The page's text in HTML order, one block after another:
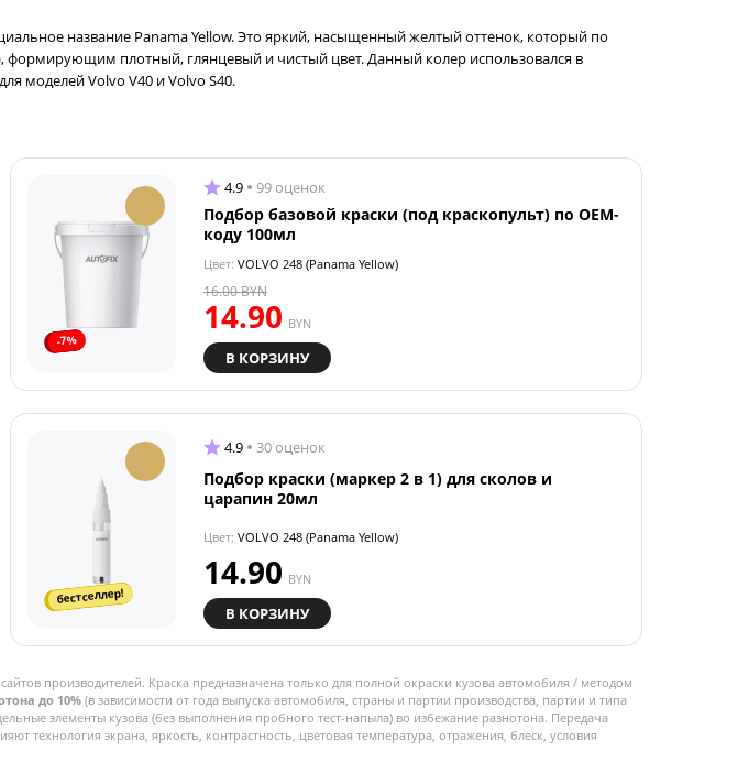
название Panama Yellow. Это яркий, насыщенный желтый оттенок, который по
формирующим плотный, глянцевый и чистый цвет. Данный колер использовался в
моделей Volvo V40 и Volvo S40.
-7%
4.9 99 оценок
Подбор базовой краски (под краскопульт) по OEM-
коду 100мл
Цвет: VOLVO 248 (Panama Yellow)
14.90 BYN
16.00BYN
В КОРЗИНУ
бестселлер!
4.9 30 оценок
Подбор краски (маркер 2 в 1) для сколов и
царапин 20мл
Цвет: VOLVO 248 (Panama Yellow)
14.90 BYN
В КОРЗИНУ
производителей. Краска предназначена только для полной окраски кузова автомобиля / методом
до 10% (в зависимости от года выпуска автомобиля, страны и партии производства, партии и типа
элементы кузова (без выполнения пробного тест-напыла) во избежание разнотона. Передача
технология экрана, яркость, контрастность, цветовая температура, отражения, блеск, условия